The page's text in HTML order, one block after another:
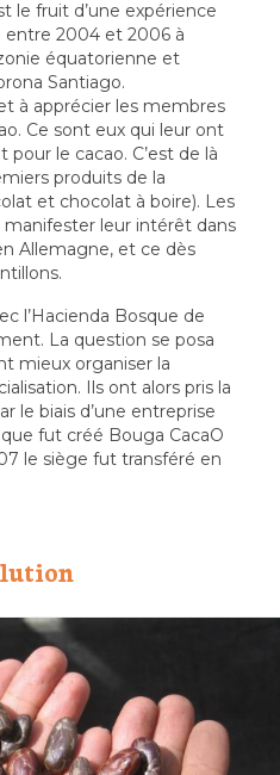
le fruit d’une expérience
entre 2004 et 2006 à
équatorienne et
Santiago.
à apprécier les membres
Ce sont eux qui leur ont
le cacao. C’est de là
produits de la
et chocolat à boire). Les
leur intérêt dans
Allemagne, et ce dès
l’Hacienda Bosque de
La question se posa
mieux organiser la
Ils ont alors pris la
le biais d’une entreprise
fut créé Bouga CacaO
le siège fut transféré en